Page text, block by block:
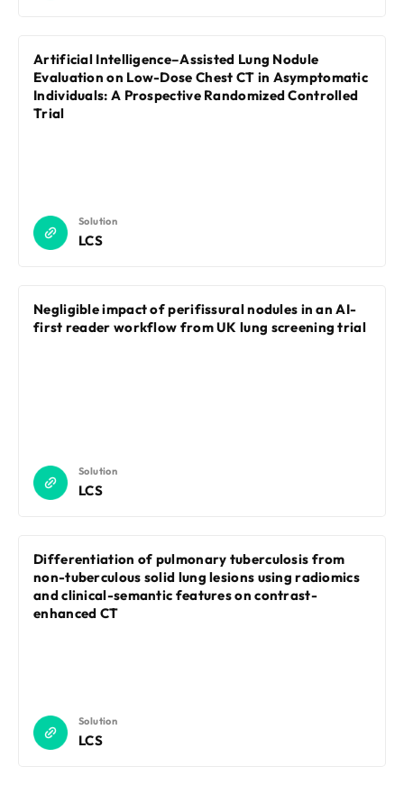
Artificial Intelligence–Assisted Lung Nodule
Evaluation on Low-Dose Chest CT in Asymptomatic
Individuals: A Prospective Randomized Controlled
Trial
Solution
LCS
Negligible impact of perifissural nodules in an AI-
first reader workflow from UK lung screening trial
Solution
LCS
Differentiation of pulmonary tuberculosis from
non-tuberculous solid lung lesions using radiomics
and clinical-semantic features on contrast-
enhanced CT
Solution
LCS